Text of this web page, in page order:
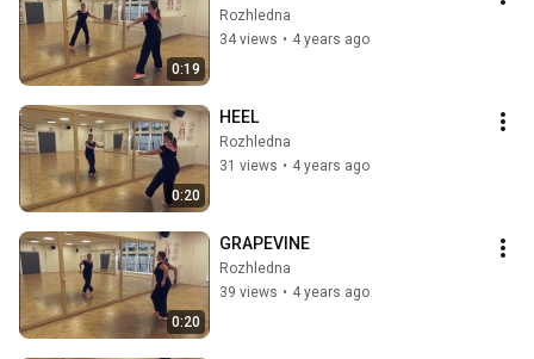
0:19
Rozhledna
34 views • 4 years ago
0:20
HEEL
Rozhledna
31 views • 4 years ago
0:20
GRAPEVINE
Rozhledna
39 views • 4 years ago